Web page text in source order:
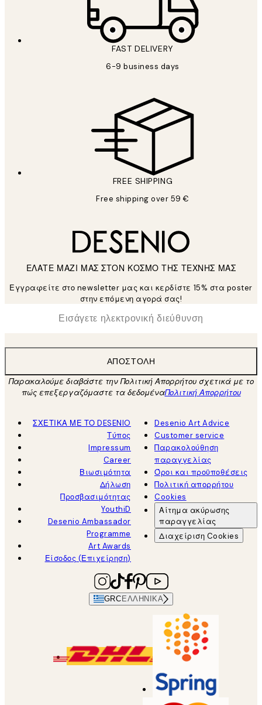
FAST DELIVERY
6-9 business days
FREE SHIPPING
Free shipping over 59 €
ΕΛΑΤΕ ΜΑΖΙ ΜΑΣ ΣΤΟΝ ΚΟΣΜΟ ΤΗΣ ΤΕΧΝΗΣ ΜΑΣ
Εγγραφείτε στο newsletter μας και κερδίστε 15% στα poster
στην επόμενη αγορά σας!
Ηλεκτρονική Διεύθυνση
ΑΠΟΣΤΟΛΉ
Παρακαλούμε διαβάστε την Πολιτική Απορρήτου σχετικά με το
πώς επεξεργαζόμαστε τα δεδομέναΠολιτική Απορρήτου
ΣΧΕΤΙΚΑ ΜΕ ΤΟ DESENIO
Τύπος
Impressum
Career
Βιωσιμότητα
Δήλωση
Προσβασιμότητας
YouthiD
Desenio Ambassador
Programme
Art Awards
Είσοδος (Επιχείρηση)
Desenio Art Advice
Customer service
Παρακολούθηση
παραγγελίας
Όροι και προϋποθέσεις
Πολιτική απορρήτου
Cookies
Αίτημα ακύρωσης
παραγγελίας
Διαχείριση Cookies
GRC ΕΛΛΗΝΙΚΆ